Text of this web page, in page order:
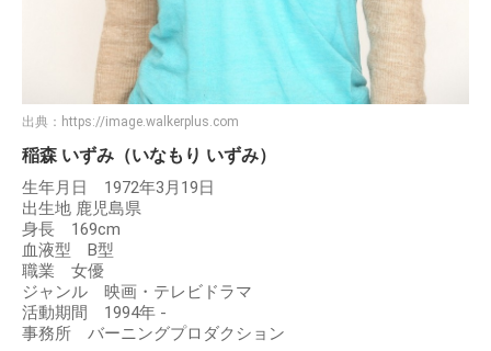
出典： https://image.walkerplus.com
稲森 いずみ（いなもり いずみ）
生年月日 1972年3月19日
出生地 鹿児島県
身長 169cm
血液型 B型
職業 女優
ジャンル 映画・テレビドラマ
活動期間 1994年 -
事務所 バーニングプロダクション